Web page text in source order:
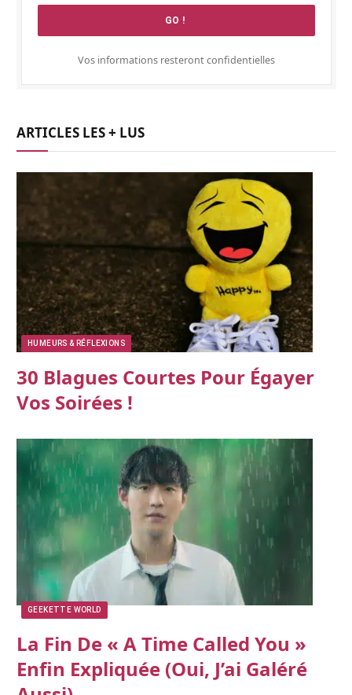
Vos informations resteront confidentielles
ARTICLES LES + LUS
HUMEURS & RÉFLEXIONS
30 Blagues Courtes Pour Égayer
Vos Soirées !
GEEKETTE WORLD
La Fin De « A Time Called You »
Enfin Expliquée (oui, J’ai Galéré